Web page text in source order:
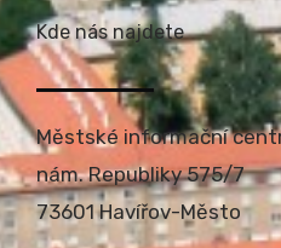
Kde nás najdete
Městské informační
nám. Republiky 575/7
73601 Havířov-Město